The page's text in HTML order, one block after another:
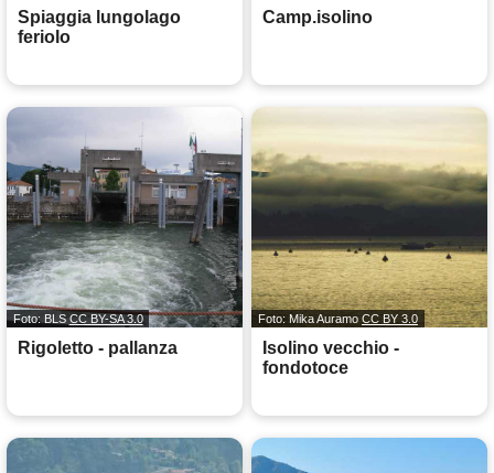
Spiaggia lungolago
feriolo
Camp.isolino
Foto: BLSCC BY-SA 3.0
Rigoletto - pallanza
Foto: Mika Auramo CC BY 3.0
Isolino vecchio -
fondotoce